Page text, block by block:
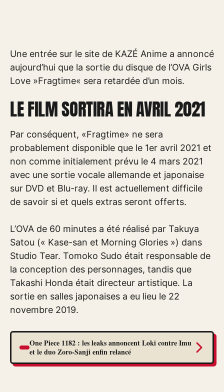
Une entrée sur le site de KAZÉ Anime a annoncé
aujourd’hui que la sortie du disque de l’OVA Girls
Love »Fragtime« sera retardée d’un mois.
LE FILM SORTIRA EN AVRIL 2021
Par conséquent, «Fragtime» ne sera
probablement disponible que le 1er avril 2021 et
non comme initialement prévu le 4 mars 2021
avec une sortie vocale allemande et japonaise
sur DVD et Blu-ray. Il est actuellement difficile
de savoir si et quels extras seront offerts.
L’OVA de 60 minutes a été réalisé par Takuya
Satou (« Kase-san et Morning Glories ») dans
Studio Tear. Tomoko Sudo était responsable de
la conception des personnages, tandis que
Takashi Honda était directeur artistique. La
sortie en salles japonaises a eu lieu le 22
novembre 2019.
One Piece 1182 : les leaks annoncent Loki contre Imu
et le duo Zoro-Sanji enfin relancé